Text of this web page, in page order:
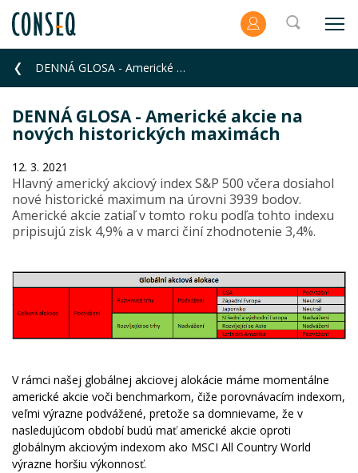
DENNÁ GLOSA - Americké akcie na nových historických maximách
DENNÁ GLOSA - Americké akcie na
nových historických maximách
12. 3. 2021
Hlavný americký akciový index S&P 500 včera dosiahol
nové historické maximum na úrovni 3939 bodov.
Americké akcie zatiaľ v tomto roku podľa tohto indexu
pripisujú zisk 4,9% a v marci činí zhodnotenie 3,4%.
V rámci našej globálnej akciovej alokácie máme momentálne
americké akcie voči benchmarkom, čiže porovnávacím indexom,
veľmi výrazne podvážené, pretože sa domnievame, že v
nasledujúcom období budú mať americké akcie oproti
globálnym akciovým indexom ako MSCI All Country World
výrazne horšiu výkonnosť.